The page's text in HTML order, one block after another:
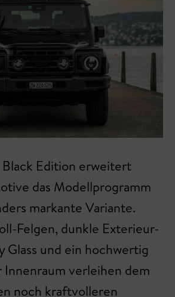
Edition erweitert
das Modellprogramm
markante Variante.
Felgen, dunkle Exterieur-
Glass und ein hochwertig
verleihen dem
noch kraftvolleren